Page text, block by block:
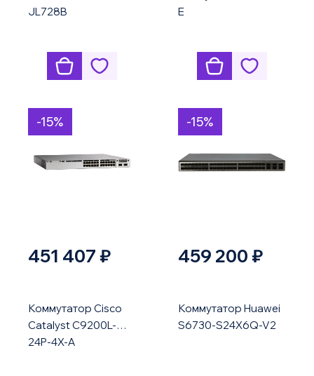
JL728B
E
-15%
451 407 ₽
Коммутатор Cisco
Catalyst C9200L-
24P-4X-A
-15%
459 200 ₽
Коммутатор Huawei
S6730-S24X6Q-V2